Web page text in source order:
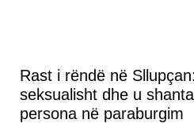
Rast i rëndë në
seksualisht dhe u
persona në paraburgim